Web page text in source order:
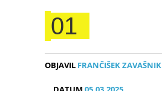
01
OBJAVIL FRANČIŠEK ZAVAŠNIK